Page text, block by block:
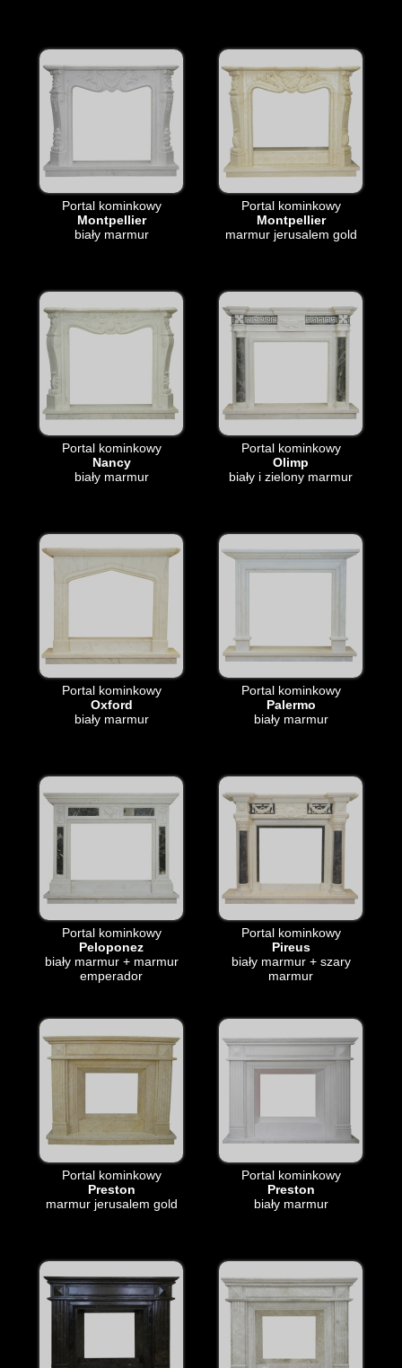
Portal kominkowy
Montpellier
biały marmur
Portal kominkowy
Montpellier
marmur jerusalem gold
Portal kominkowy
Nancy
biały marmur
Portal kominkowy
Olimp
biały i zielony marmur
Portal kominkowy
Oxford
biały marmur
Portal kominkowy
Palermo
biały marmur
Portal kominkowy
Peloponez
biały marmur + marmur
emperador
Portal kominkowy
Pireus
biały marmur + szary
marmur
Portal kominkowy
Preston
marmur jerusalem gold
Portal kominkowy
Preston
biały marmur